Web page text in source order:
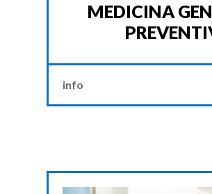
MEDICINA
info